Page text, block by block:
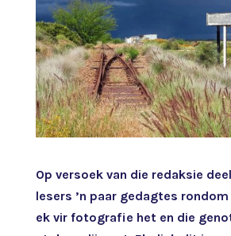
Op versoek van die redaksie
lesers ’n paar gedagtes
ek vir fotografie het en die